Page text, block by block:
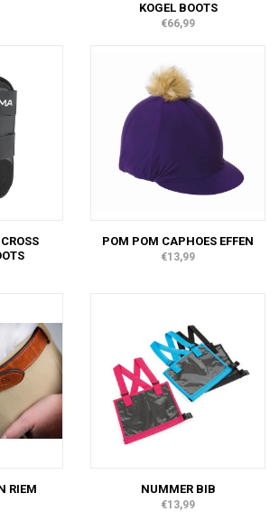
KOGEL BOOTS
€66,99
POM POM CAPHOES EFFEN
€13,99
RIEM NUMMER BIB
€13,99